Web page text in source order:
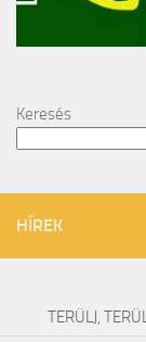
Keresés
HÍREK
TERÜLJ,